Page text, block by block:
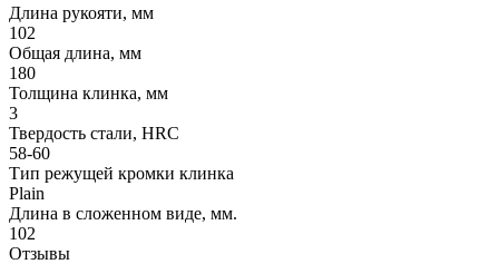
Длина рукояти, мм
102
Общая длина, мм
180
Толщина клинка, мм
3
Твердость стали, HRC
58-60
Тип режущей кромки клинка
Plain
Длина в сложенном виде, мм.
102
Отзывы